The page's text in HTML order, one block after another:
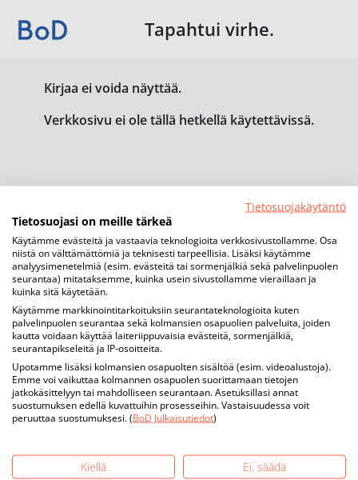
Tapahtui virhe.
Kirjaa ei voida näyttää.
Verkkosivu ei ole tällä hetkellä käytettävissä.
Tietosuojakäytäntö
Tietosuojasi on meille tärkeä
Käytämme evästeitä ja vastaavia teknologioita verkkosivustollamme. Osa
niistä on välttämättömiä ja teknisesti tarpeellisia. Lisäksi käytämme
analyysimenetelmiä (esim. evästeitä tai sormenjälkiä sekä palvelinpuolen
seurantaa) mitataksemme, kuinka usein sivustollamme vieraillaan ja
kuinka sitä käytetään.
Käytämme markkinointitarkoituksiin seurantateknologioita kuten
palvelinpuolen seurantaa sekä kolmansien osapuolien palveluita, joiden
kautta voidaan käyttää laiteriippuvaisia evästeitä, sormenjälkiä,
seurantapikseleitä ja IP-osoitteita.
Upotamme lisäksi kolmansien osapuolten sisältöä (esim. videoalustoja).
Emme voi vaikuttaa kolmannen osapuolen suorittamaan tietojen
jatkokäsittelyyn tai mahdolliseen seurantaan. Asetuksillasi annat
suostumuksen edellä kuvattuihin prosesseihin. Vastaisuudessa voit
peruuttaa suostumuksesi. (BoD Julkaisutiedot)
Kiellä
Ei, säädä